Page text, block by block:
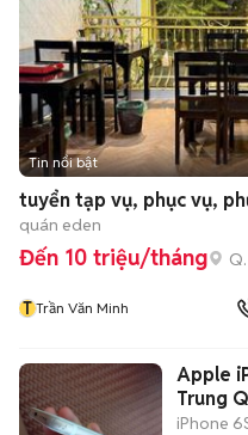
Tin nổi bật
tuyển tạp vụ,
quán eden
Đến 10 triệu/tháng
T Trần Văn Minh
Apple
Trung
iPhone